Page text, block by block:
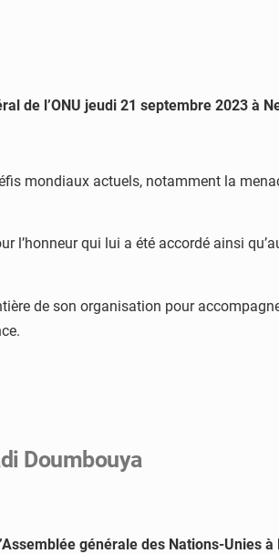
de l’ONU jeudi 21 septembre 2023 à
mondiaux actuels, notamment la
l’honneur qui lui a été accordé ainsi
de son organisation pour
Doumbouya
générale des Nations-Unies à